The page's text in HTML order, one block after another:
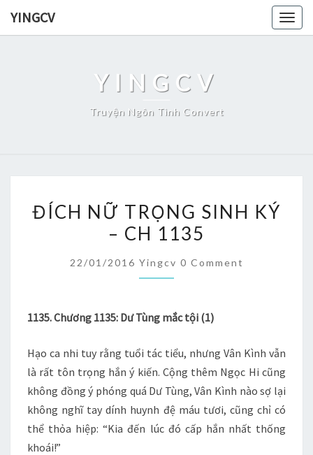
YINGCV
YINGCV
Truyện Ngôn Tình Convert
NỮ
TRỌNG
KÝ
1135
ĐÍCH NỮ TRỌNG SINH KÝ
– CH 1135
22/01/2016 Yingcv Comments
0 Comment
1135. Chương 1135: Dư Tùng mắc tội (1)
Hạo ca nhi tuy rằng tuổi tác tiểu, nhưng Vân Kình vẫn
là rất tôn trọng hắn ý kiến. Cộng thêm Ngọc Hi cũng
không đồng ý phóng quá Dư Tùng, Vân Kình nào sợ lại
không nghĩ tay dính huynh đệ máu tươi, cũng chỉ có
thể thỏa hiệp: “Kia đến lúc đó cấp hắn nhất thống
khoái!”